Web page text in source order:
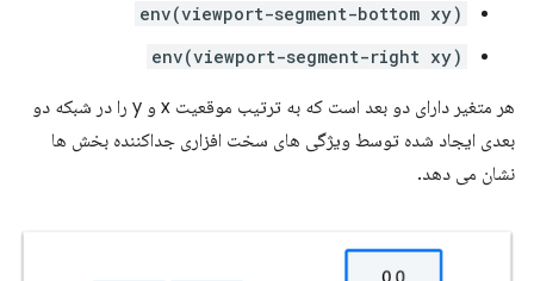
env(viewport-segment-bottom xy)
env(viewport-segment-right xy)
هر متغیر دارای دو بعد است که به ترتیب موقعیت x و y را در شبکه دو
بعدی ایجاد شده توسط ویژگی های سخت افزاری جداکننده بخش ها
نشان می دهد.